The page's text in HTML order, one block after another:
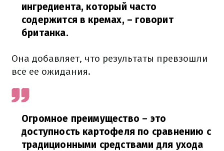
ингредиента, который часто
содержится в кремах, – говорит
британка.
Она добавляет, что результаты превзошли
все ее ожидания.
Огромное преимущество – это
доступность картофеля по сравнению с
традиционными средствами для ухода